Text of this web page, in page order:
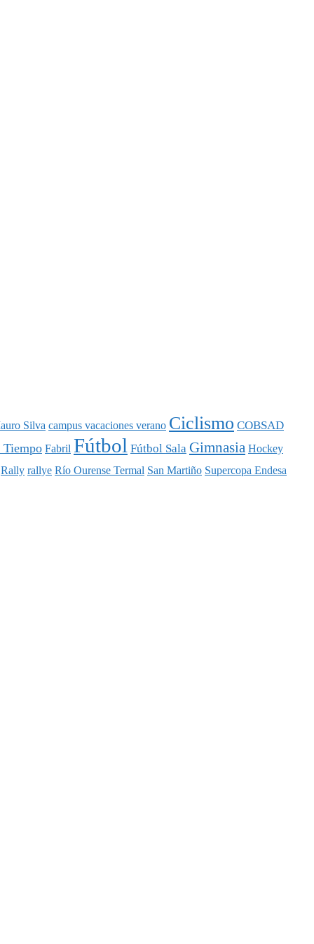
Silva campus vacaciones verano Ciclismo COBSAD
Tiempo Fabril Fútbol Fútbol Sala Gimnasia Hockey
Rally rallye Río Ourense Termal San Martiño Supercopa Endesa